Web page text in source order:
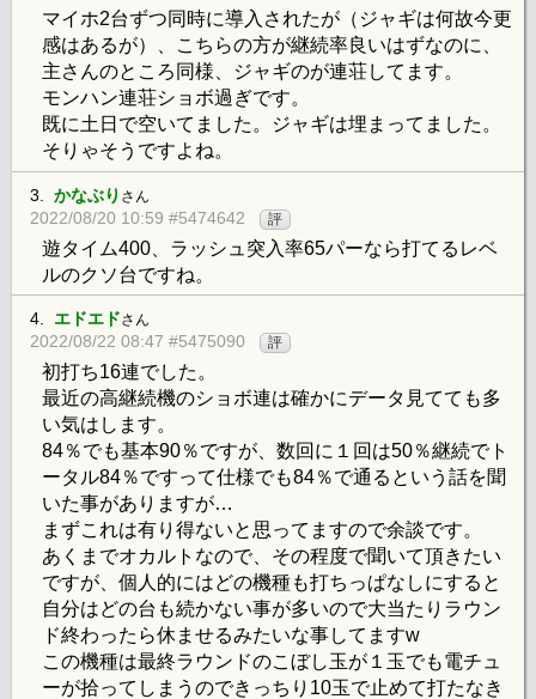
マイホ2台ずつ同時に導入されたが（ジャギは何故今更
感はあるが）、こちらの方が継続率良いはずなのに、
主さんのところ同様、ジャギのが連荘してます。
モンハン連荘ショボ過ぎです。
既に土日で空いてました。ジャギは埋まってました。
そりゃそうですよね。
3. かなぶり さん
2022/08/20 10:59 #5474642 評
遊タイム400、ラッシュ突入率65パーなら打てるレベ
ルのクソ台ですね。
4. エドエドさん
2022/08/22 08:47 #5475090 評
初打ち16連でした。
最近の高継続機のショボ連は確かにデータ見てても多
い気はします。
84％でも基本90％ですが、数回に１回は50％継続でト
ータル84％ですって仕様でも84％で通るという話を聞
いた事がありますが…
まずこれは有り得ないと思ってますので余談です。
あくまでオカルトなので、その程度で聞いて頂きたい
ですが、個人的にはどの機種も打ちっぱなしにすると
自分はどの台も続かない事が多いので大当たりラウン
ド終わったら休ませるみたいな事してますw
この機種は最終ラウンドのこぼし玉が１玉でも電チュ
ーが拾ってしまうのできっちり10玉で止めて打たなき